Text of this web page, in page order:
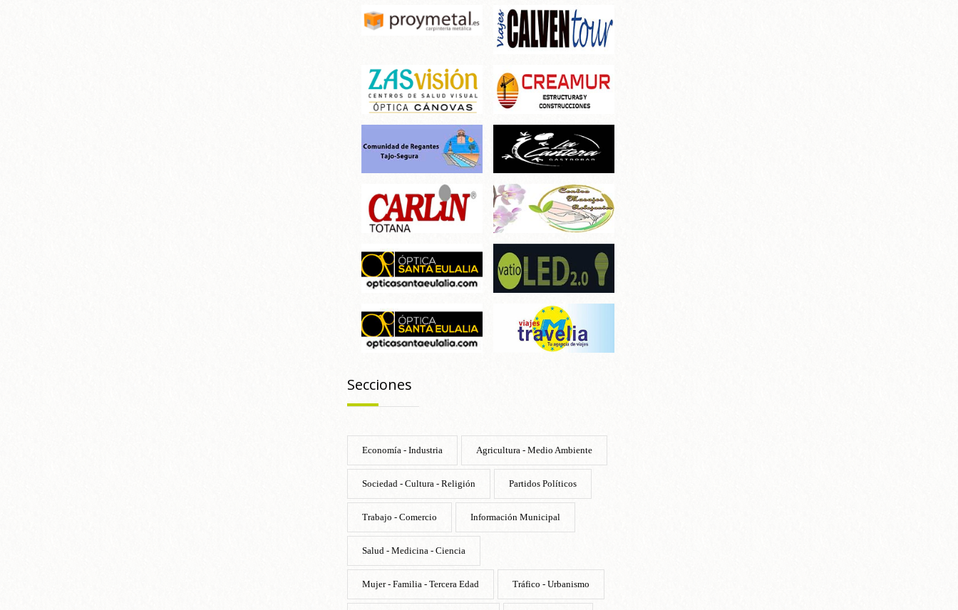
Secciones
Economía - Industria Agricultura - Medio Ambiente
Sociedad - Cultura - Religión Partidos Políticos
Trabajo - Comercio Información Municipal
Salud - Medicina - Ciencia
Mujer - Familia - Tercera Edad Tráfico - Urbanismo